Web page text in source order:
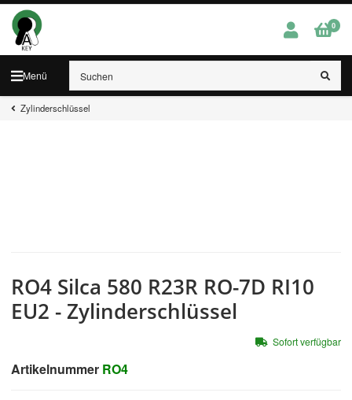
Menü
0
Zylinderschlüssel
RO4 Silca 580 R23R RO-7D RI10
EU2 - Zylinderschlüssel
Artikelnummer RO4
Sofort verfügbar